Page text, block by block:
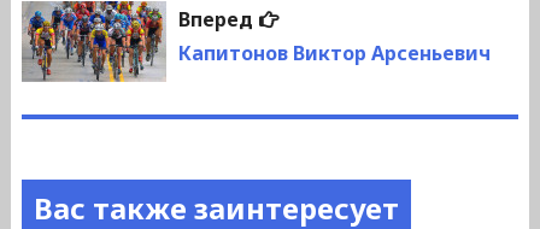
Вперед
Следующая
запись:
Капитонов Виктор Арсеньевич
Вас также заинтересует